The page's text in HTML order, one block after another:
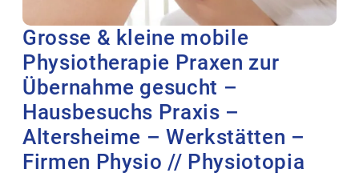
Grosse & kleine mobile
Physiotherapie Praxen zur
Übernahme gesucht –
Hausbesuchs Praxis –
Altersheime – Werkstätten –
Firmen Physio // Physiotopia